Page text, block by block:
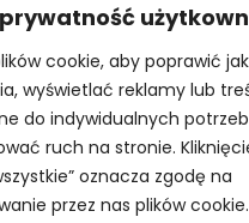
cookie, aby poprawić
wyświetlać reklamy lub
do indywidualnych
ruch na stronie.
oznacza zgodę na
przez nas plików cookie.
zgadzam się na
zgodne z polityką
sklepu